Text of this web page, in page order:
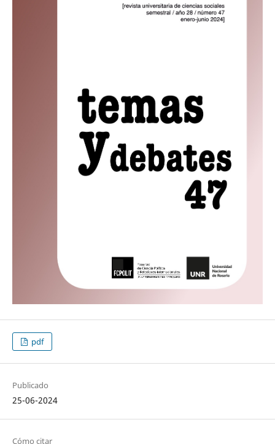
pdf
Publicado
25-06-2024
Cómo citar